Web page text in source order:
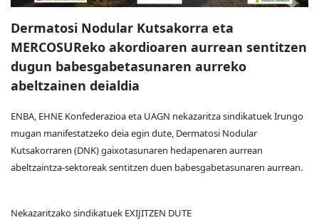
Dermatosi Nodular Kutsakorra eta
MERCOSUReko akordioaren aurrean sentitzen
dugun babesgabetasunaren aurreko
abeltzainen deialdia
ENBA, EHNE Konfederazioa eta UAGN nekazaritza sindikatuek Irungo
mugan manifestatzeko deia egin dute, Dermatosi Nodular
Kutsakorraren (DNK) gaixotasunaren hedapenaren aurrean
abeltzaintza-sektoreak sentitzen duen babesgabetasunaren aurrean.
Nekazaritzako sindikatuek EXIJITZEN DUTE